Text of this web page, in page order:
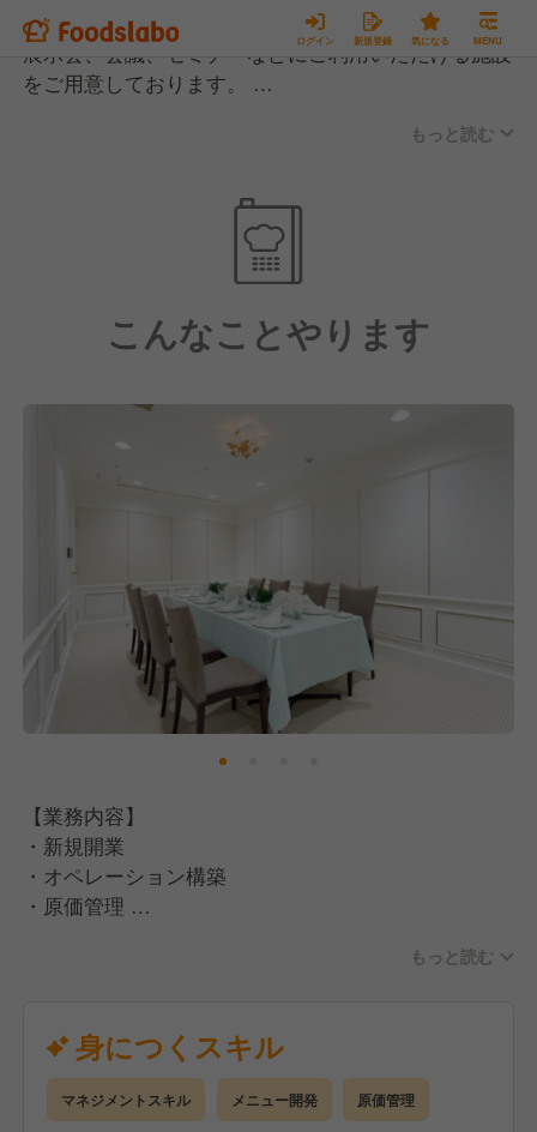
ログイン 新規登録 気になる MENU
加え、数々の学会、
展示会、会議、セミナーなどにご利用いただける施設
をご用意しております。
また、当ホテルからさいたまスーパーアリーナまでも
施設が近くにある上、周辺施設への出張パーティも承
っております。
けます。
もっと読む
こんなことやります
【業務内容】
・新規開業
・オペレーション構築
・原価管理
【その他】
・採用関係
・スタッフ教育/育成など
もっと読む
身につくスキル
マネジメントスキル メニュー開発 原価管理